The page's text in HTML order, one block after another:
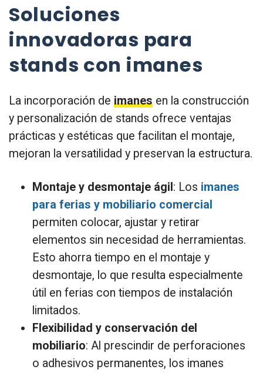
Soluciones
innovadoras para
stands con imanes
La incorporación de imanes en la construcción
y personalización de stands ofrece ventajas
prácticas y estéticas que facilitan el montaje,
mejoran la versatilidad y preservan la estructura.
Montaje y desmontaje ágil : Los imanes
para ferias y mobiliario comercial
permiten colocar, ajustar y retirar
elementos sin necesidad de herramientas.
Esto ahorra tiempo en el montaje y
desmontaje, lo que resulta especialmente
útil en ferias con tiempos de instalación
limitados.
Flexibilidad y conservación del
mobiliario: Al prescindir de perforaciones
o adhesivos permanentes, los imanes